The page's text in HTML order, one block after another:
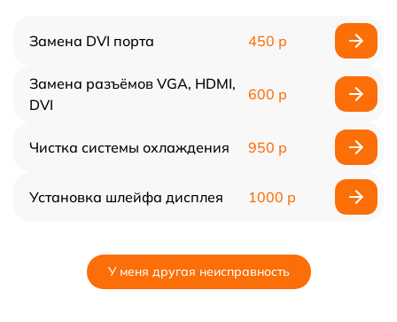
Замена DVI порта 450 р
Замена разъёмов VGA, HDMI,
DVI
600 р
Чистка системы охлаждения 950 р
Установка шлейфа дисплея 1000 р
У меня другая неисправность